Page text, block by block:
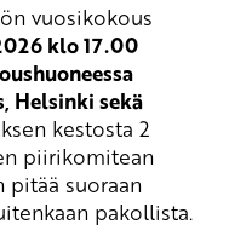
vuosikokous
klo 17.00
Helsinki sekä
kestosta 2
piirikomitean
pitää suoraan
pakollista.